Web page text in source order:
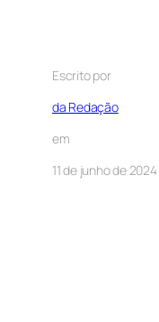
Escrito por
da Redação
em
11 de junho de 2024